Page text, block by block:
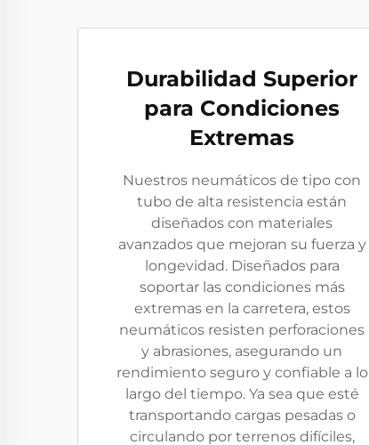
Durabilidad Superior
para Condiciones
Extremas
Nuestros neumáticos de tipo con
tubo de alta resistencia están
diseñados con materiales
avanzados que mejoran su fuerza y
longevidad. Diseñados para
soportar las condiciones más
extremas en la carretera, estos
neumáticos resisten perforaciones
y abrasiones, asegurando un
rendimiento seguro y confiable a lo
largo del tiempo. Ya sea que esté
transportando cargas pesadas o
circulando por terrenos difíciles,